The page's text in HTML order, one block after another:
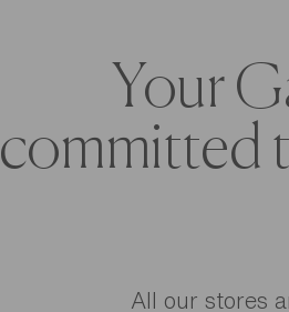
Your
committed
All our stores